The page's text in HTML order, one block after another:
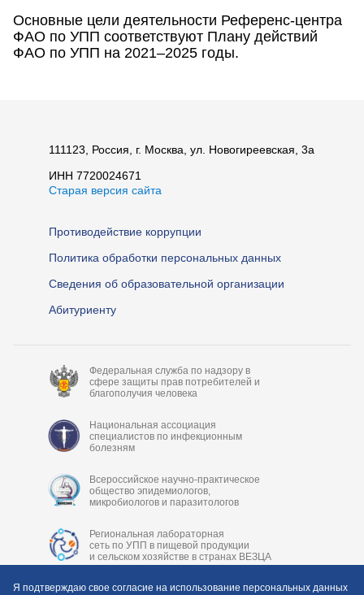
Основные цели деятельности Референс-центра
ФАО по УПП соответствуют Плану действий
ФАО по УПП на 2021–2025 годы.
111123, Россия, г. Москва, ул. Новогиреевская, 3а
ИНН 7720024671
Старая версия сайта
Противодействие коррупции
Политика обработки персональных данных
Сведения об образовательной организации
Абитуриенту
Федеральная служба по надзору в
сфере защиты прав потребителей и
благополучия человека
Национальная ассоциация
специалистов по инфекционным
болезням
Всероссийское научно-практическое
общество эпидемиологов,
микробиологов и паразитологов
Региональная лабораторная
сеть по УПП в пищевой продукции
и сельском хозяйстве в странах ВЕЗЦА
Я подтверждаю свое согласие на использование персональных данных